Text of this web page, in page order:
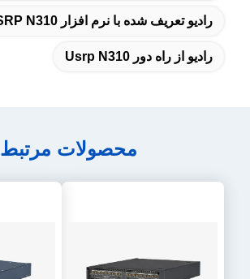
رادیو تعریف شده با نرم افزار USRP N310
رادیو از راه دور Usrp N310
محصولات مرتبط